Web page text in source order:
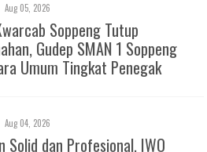
Aug 05, 2026
Soppeng Tutup
Gudep SMAN 1 Soppeng
Umum Tingkat Penegak
Aug 04, 2026
Solid dan Profesional, IWO